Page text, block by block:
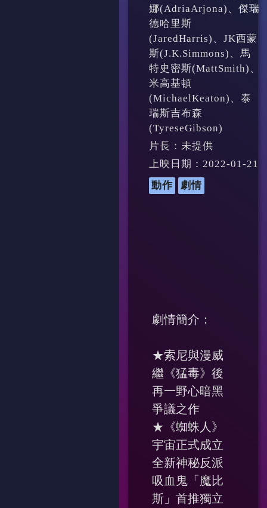
娜(AdriaArjona)、傑瑞
德哈里斯
(JaredHarris)、JK西蒙
斯(J.K.Simmons)、馬
特史密斯(MattSmith)、
米高基頓
(MichaelKeaton)、泰
瑞斯吉布森
(TyreseGibson)
片長：未提供
上映日期：2022-01-21
動作
劇情
劇情簡介：
★索尼與漫威
繼《猛毒》後
再一野心暗黑
爭議之作
★《蜘蛛人》
宇宙正式成立
全新神秘反派
吸血鬼「魔比
斯」首推獨立